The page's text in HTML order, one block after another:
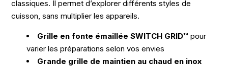
classiques. Il permet d’explorer différents styles de
cuisson, sans multiplier les appareils.
Grille en fonte émaillée SWITCH GRID™ pour
varier les préparations selon vos envies
Grande grille de maintien au chaud en inox